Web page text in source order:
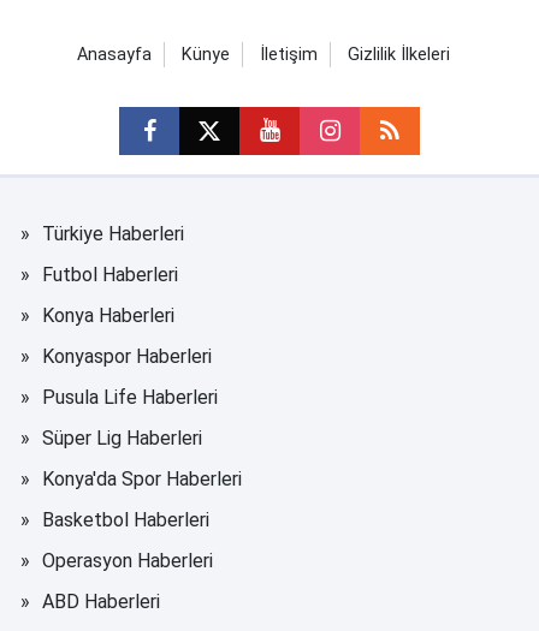
Anasayfa Künye İletişim Gizlilik İlkeleri
Türkiye Haberleri
Futbol Haberleri
Konya Haberleri
Konyaspor Haberleri
Pusula Life Haberleri
Süper Lig Haberleri
Konya'da Spor Haberleri
Basketbol Haberleri
Operasyon Haberleri
ABD Haberleri